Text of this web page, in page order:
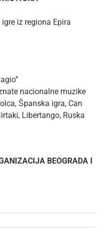
iz regiona Epira
nacionalne muzike
Španska igra, Can
Libertango, Ruska
BEOGRADA I